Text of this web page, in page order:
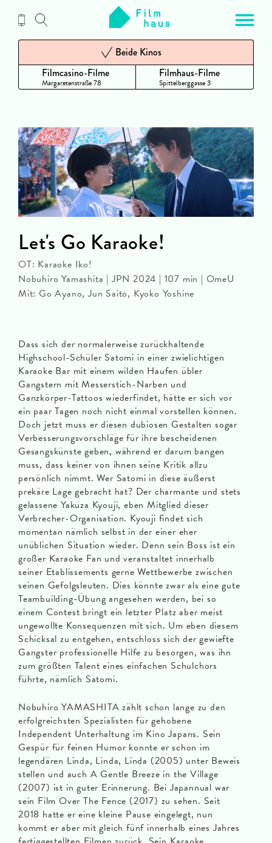
Inhalt
Filmcasino-Filme
Margaretenstraße 78
Beide Kinos
Filmhaus-Filme
Spittelberggasse 3
Dass sich der normalerweise zurückhaltende
Highschool-Schüler Satomi in einer zwielichtigen
Karaoke Bar mit einem wilden Haufen übler
Gangstern mit Messerstich-Narben und
Ganzkörper-Tattoos wiederfindet, hätte er sich vor
ein paar Tagen noch nicht einmal vorstellen können.
Doch jetzt muss er diesen dubiosen Gestalten sogar
Verbesserungsvorschläge für ihre bescheidenen
Gesangskünste geben, während er darum bangen
muss, dass keiner von ihnen seine Kritik allzu
persönlich nimmt. Wer Satomi in diese äußerst
prekäre Lage gebracht hat? Der charmante und stets
gelassene Yakuza Kyouji, eben Mitglied dieser
Verbrecher-Organisation. Kyouji findet sich
momentan nämlich selbst in der einer eher
unüblichen Situation wieder. Denn sein Boss ist ein
großer Karaoke Fan und veranstaltet innerhalb
seiner Etablissements gerne Wettbewerbe zwischen
seinen Gefolgsleuten. Dies könnte zwar als eine gute
Teambuilding-Übung angesehen werden, bei so
einem Contest bringt ein letzter Platz aber meist
ungewollte Konsequenzen mit sich. Um eben diesem
Schicksal zu entgehen, entschloss sich der gewiefte
Gangster professionelle Hilfe zu besorgen, was ihn
zum größten Talent eines einfachen Schulchors
führte, nämlich Satomi.
Nobuhiro YAMASHITA zählt schon lange zu den
erfolgreichsten Spezialisten für gehobene
Independent Unterhaltung im Kino Japans. Sein
Gespür für feinen Humor konnte er schon im
legendären Linda, Linda, Linda (2005) unter Beweis
stellen und auch A Gentle Breeze in the Village
(2007) ist in guter Erinnerung. Bei Japannual war
sein Film Over The Fence (2017) zu sehen. Seit
2018 hatte er eine kleine Pause eingelegt, nun
kommt er aber mit gleich fünf innerhalb eines Jahres
Let's Go Karaoke!
OT: Karaoke Iko!
Nobuhiro Yamashita | JPN 2024 | 107 min | OmeU
Mit: Go Ayano, Jun Saito, Kyoko Yoshine